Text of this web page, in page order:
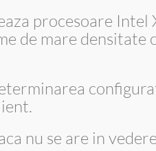
procesoare
de mare
nu se are in